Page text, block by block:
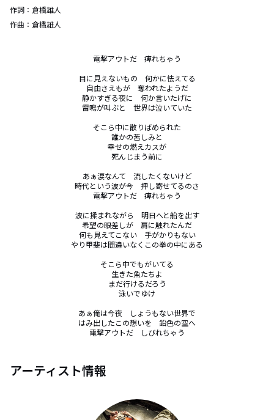
作詞： 倉橋雄人
作曲： 倉橋雄人
電撃アウトだ　痺れちゃう
目に見えないもの　何かに怯えてる
自由さえもが　奪われたようだ
静かすぎる夜に　何か言いたげに
雷鳴が叫ぶと　世界は泣いていた
そこら中に散りばめられた
誰かの苦しみと
幸せの燃えカスが
死んじまう前に
あぁ涙なんて　流したくないけど
時代という波が今　押し寄せてるのさ
電撃アウトだ　痺れちゃう
波に揉まれながら　明日へと船を出す
希望の眼差しが　肩に触れたんだ
何も見えてこない　手がかりもない
やり甲斐は間違いなくこの拳の中にある
そこら中でもがいてる
生きた魚たちよ
まだ行けるだろう
泳いでゆけ
あぁ俺は今夜　しょうもない世界で
はみ出したこの想いを　鉛色の空へ
電撃アウトだ　しびれちゃう
アーティスト情報